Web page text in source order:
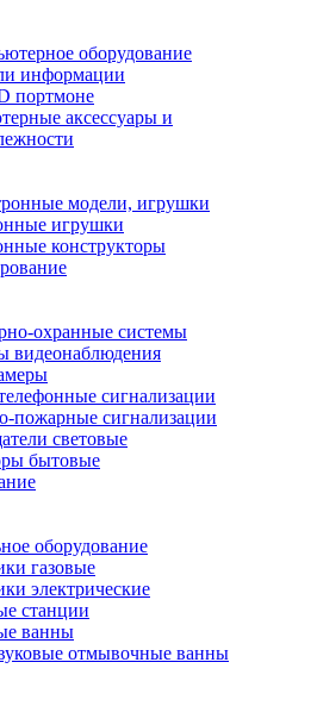
оборудование
информации
портмоне
аксессуары и
модели, игрушки
игрушки
конструкторы
охранные системы
видеонаблюдения
сигнализации
пожарные сигнализации
световые
бытовые
оборудование
газовые
электрические
станции
ванны
отмывочные ванны